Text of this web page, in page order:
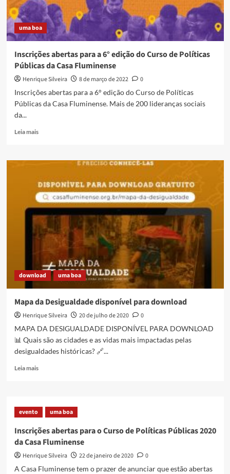
uma boa
Inscrições abertas para a 6° edição do Curso de Políticas
Públicas da Casa Fluminense
Henrique Silveira 8 de março de 2022
0
Inscrições abertas para a 6° edição do Curso de Políticas
Públicas da Casa Fluminense. Mais de 200 lideranças sociais
da...
Leia maisRead
Inscrições
para
a
6°
edição
do
Curso
de
Políticas
Públicas
da
Casa
download uma boa
Mapa da Desigualdade disponível para download
Henrique Silveira 20 de julho de 2020
0
MAPA DA DESIGUALDADE DISPONÍVEL PARA DOWNLOAD
📊 Quais são as cidades e as vidas mais impactadas pelas
desigualdades históricas? 🔗...
Leia maisRead
da
Desigualdade
para
download
evento uma boa
Inscrições abertas para o Curso de Políticas Públicas 2020
da Casa Fluminense
Henrique Silveira 22 de janeiro de 2020
0
A Casa Fluminense tem o prazer de anunciar que estão abertas